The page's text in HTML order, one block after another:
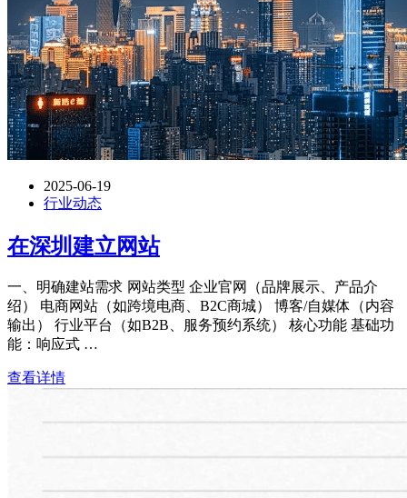
2025-06-19
行业动态
在深圳建立网站
一、明确建站需求 网站类型 企业官网（品牌展示、产品介
绍） 电商网站（如跨境电商、B2C商城） 博客/自媒体（内容
输出） 行业平台（如B2B、服务预约系统） 核心功能 基础功
能：响应式 …
查看详情